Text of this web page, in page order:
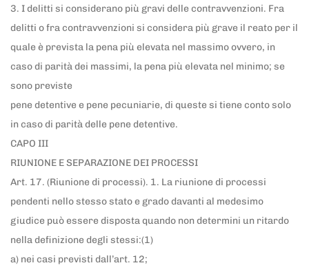
3. I delitti si considerano più gravi delle contravvenzioni. Fra
delitti o fra contravvenzioni si considera più grave il reato per il
quale è prevista la pena più elevata nel massimo ovvero, in
caso di parità dei massimi, la pena più elevata nel minimo; se
sono previste
pene detentive e pene pecuniarie, di queste si tiene conto solo
in caso di parità delle pene detentive.
CAPO III
RIUNIONE E SEPARAZIONE DEI PROCESSI
Art. 17. (Riunione di processi). 1. La riunione di processi
pendenti nello stesso stato e grado davanti al medesimo
giudice può essere disposta quando non determini un ritardo
nella definizione degli stessi:(1)
a) nei casi previsti dall’art. 12;